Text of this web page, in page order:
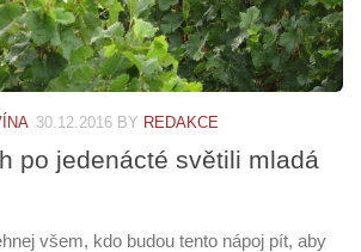
30.12.2016 BY REDAKCE
po jedenácté světili mladá
všem, kdo budou tento nápoj pít, aby